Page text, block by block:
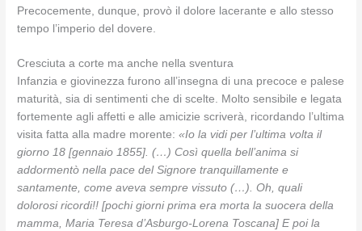
Precocemente, dunque, provò il dolore lacerante e allo stesso
tempo l’imperio del dovere.
Cresciuta a corte ma anche nella sventura
Infanzia e giovinezza furono all’insegna di una precoce e palese
maturità, sia di sentimenti che di scelte. Molto sensibile e legata
fortemente agli affetti e alle amicizie scriverà, ricordando l’ultima
visita fatta alla madre morente:«Io la vidi per l’ultima volta il
giorno 18 [gennaio 1855]. (…) Così quella bell’anima si
addormentò nella pace del Signore tranquillamente e
santamente, come aveva sempre vissuto (…). Oh, quali
dolorosi ricordi!! [pochi giorni prima era morta la suocera della
mamma, Maria Teresa d’Asburgo-Lorena Toscana] E poi la